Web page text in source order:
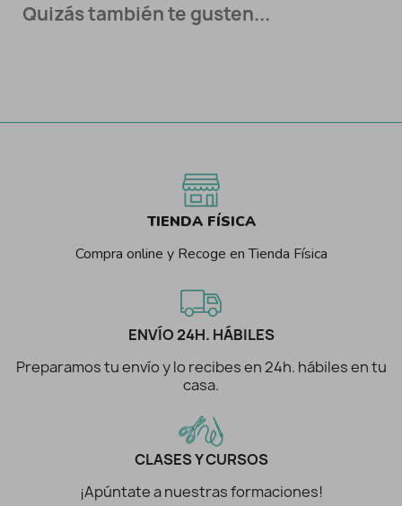
Quizás también te gusten...
TIENDA FÍSICA
Compra online y Recoge en Tienda Física
ENVÍO 24H. HÁBILES
Preparamos tu envío y lo recibes en 24h. hábiles en tu
casa.
CLASES Y CURSOS
¡Apúntate a nuestras formaciones!